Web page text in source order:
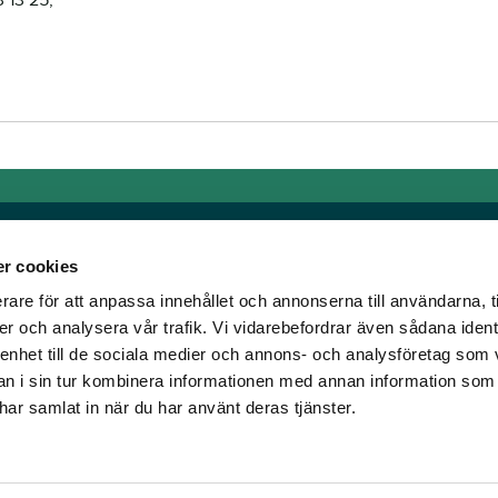
cookies
för att anpassa innehållet och annonserna till användarna,
och analysera vår trafik. Vi vidarebefordrar även sådana
till de sociala medier och annons- och analysföretag som
i sin tur kombinera informationen med annan information
samlat in när du har använt deras tjänster.
älskar trav!
vi skapat en
Länkar
Allmänna auktionsvillkor
Mobilvy